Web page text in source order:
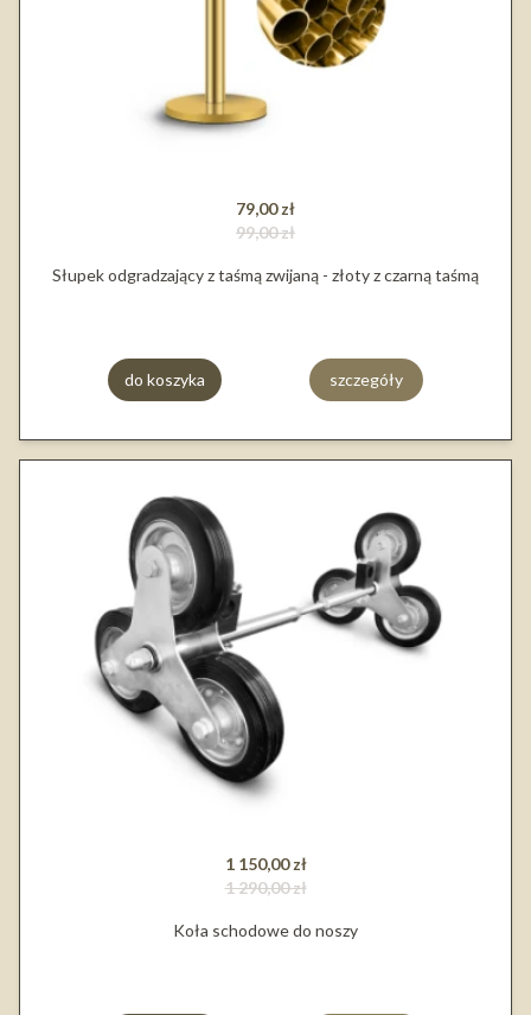
79,00 zł
99,00 zł
Słupek odgradzający z taśmą zwijaną - złoty z czarną taśmą
do koszyka szczegóły
1 150,00 zł
1 290,00 zł
Koła schodowe do noszy